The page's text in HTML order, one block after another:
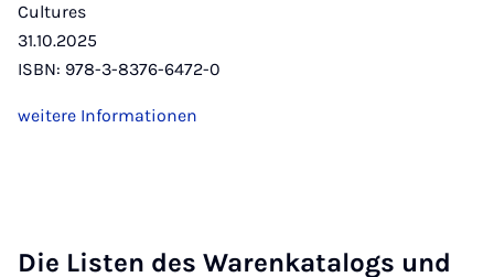
Cultures
31.10.2025
ISBN: 978-3-8376-6472-0
weitere Informationen
Die Lis­ten des Wa­ren­ka­ta­logs und